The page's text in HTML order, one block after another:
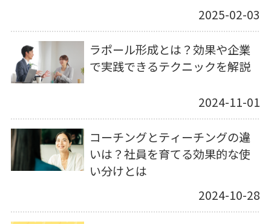
2025-02-03
ラポール形成とは？効果や企業
で実践できるテクニックを解説
2024-11-01
コーチングとティーチングの違
いは？社員を育てる効果的な使
い分けとは
2024-10-28